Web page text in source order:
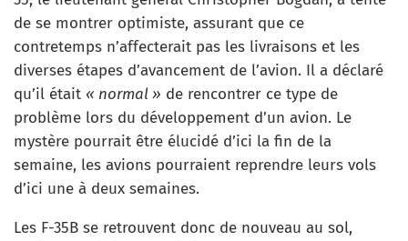
de se montrer optimiste, assurant que ce
contretemps n’affecterait pas les livraisons et les
diverses étapes d’avancement de l’avion. Il a déclaré
qu’il était « normal » de rencontrer ce type de
problème lors du développement d’un avion. Le
mystère pourrait être élucidé d’ici la fin de la
semaine, les avions pourraient reprendre leurs vols
d’ici une à deux semaines.
Les F-35B se retrouvent donc de nouveau au sol,